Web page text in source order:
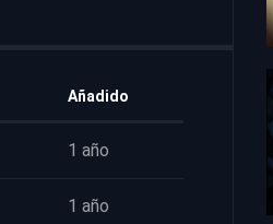
Añadido
1 año
1 año